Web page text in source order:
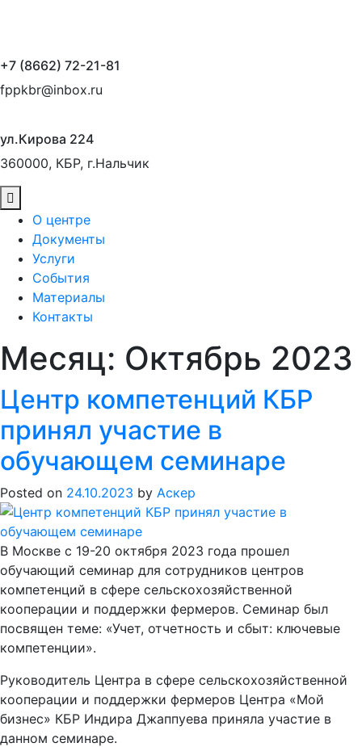
+7 (8662) 72-21-81
fppkbr@inbox.ru
ул.Кирова 224
360000, КБР, г.Нальчик
О центре
Документы
Услуги
События
Материалы
Контакты
Месяц: Октябрь 2023
Центр компетенций КБР
принял участие в
обучающем семинаре
Posted on 24.10.2023 by Аскер
В Москве с 19-20 октября 2023 года прошел
обучающий семинар для сотрудников центров
компетенций в сфере сельскохозяйственной
кооперации и поддержки фермеров. Семинар был
посвящен теме: «Учет, отчетность и сбыт: ключевые
компетенции».
Руководитель Центра в сфере сельскохозяйственной
кооперации и поддержки фермеров Центра «Мой
бизнес» КБР Индира Джаппуева приняла участие в
данном семинаре.